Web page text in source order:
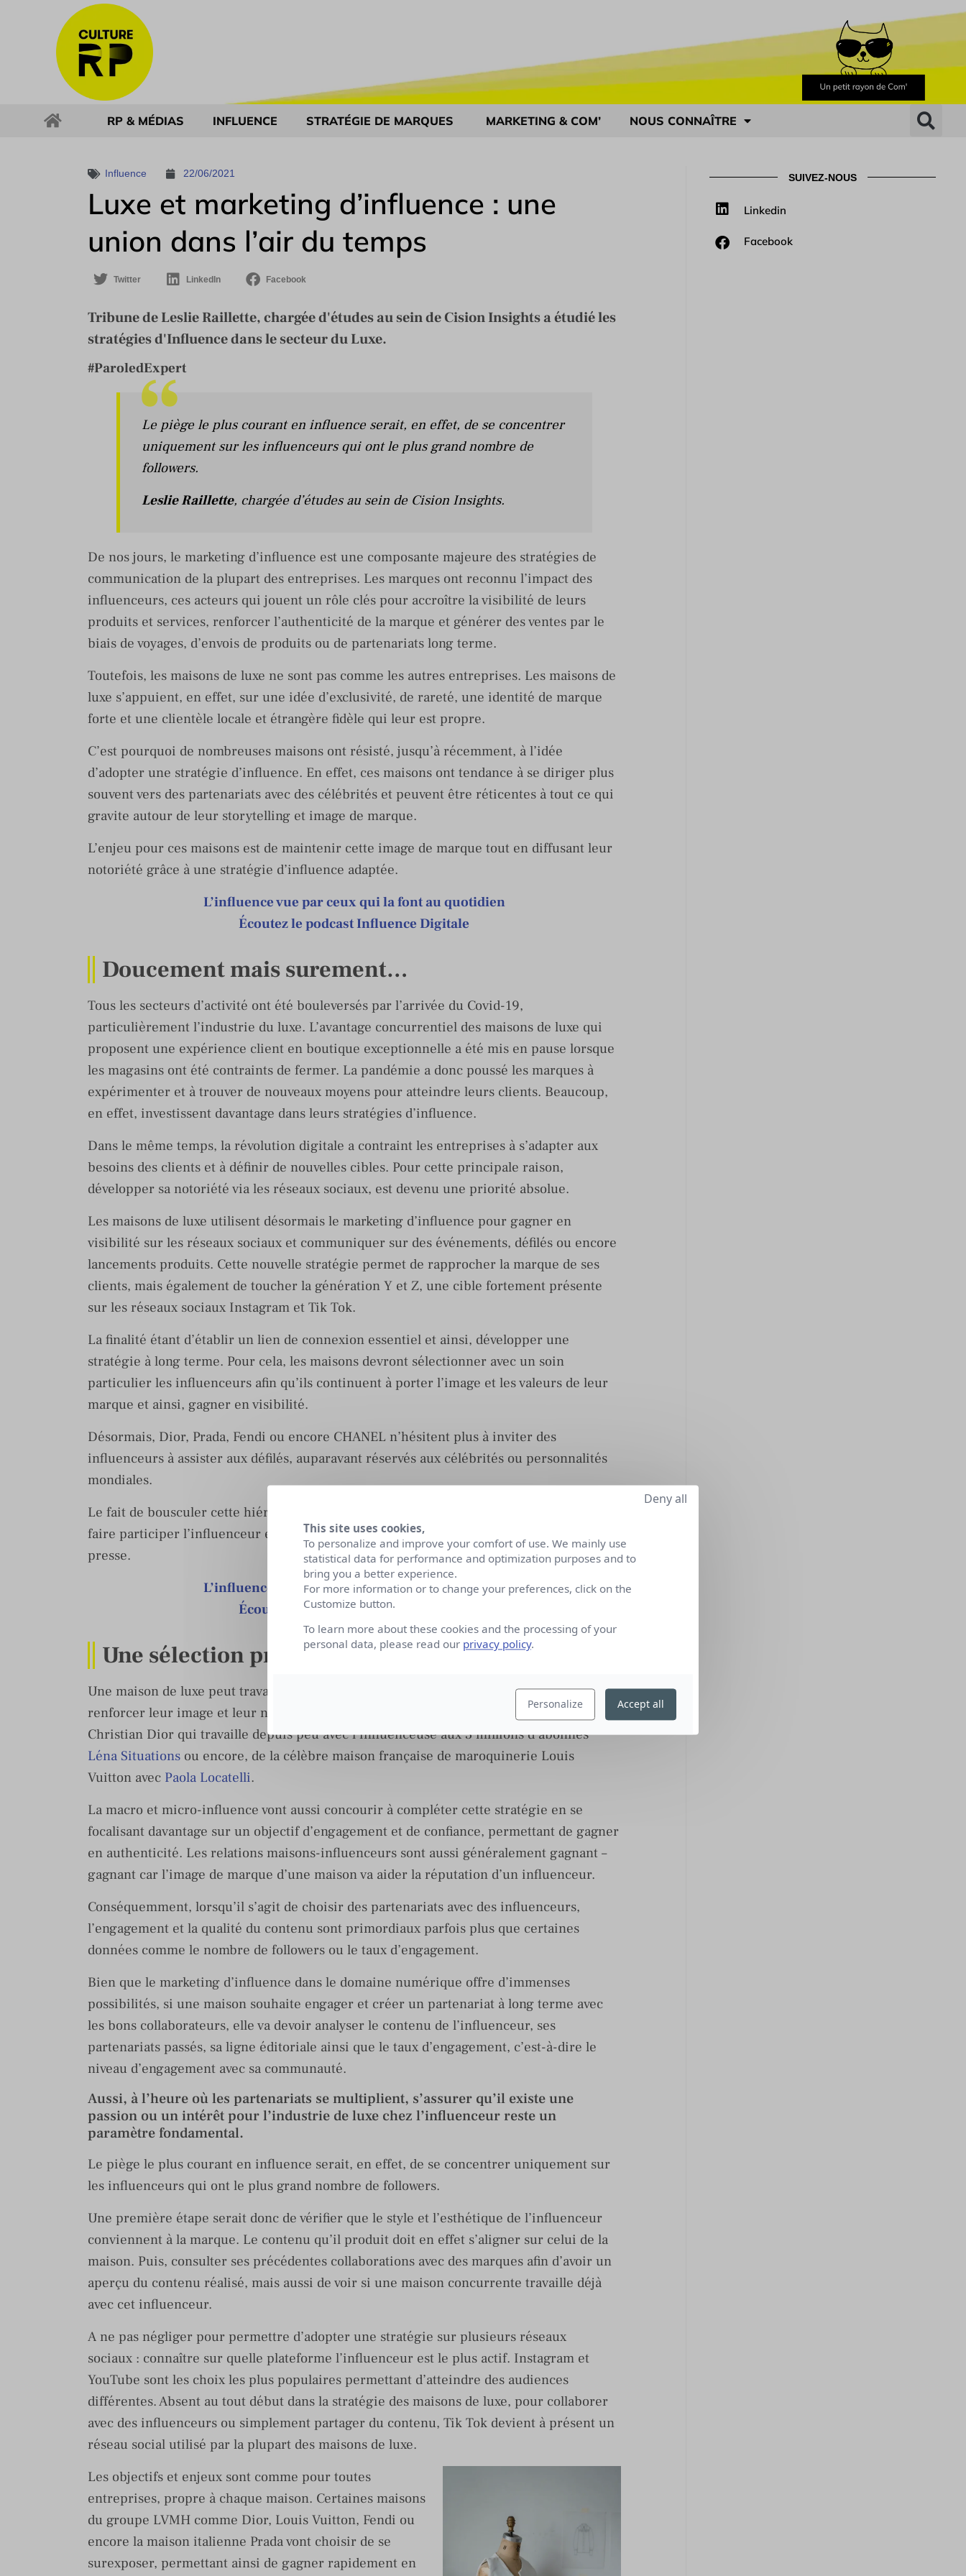
RP & MÉDIAS INFLUENCE STRATÉGIE DE MARQUES MARKETING & COM’ NOUS CONNAÎTRE
Influence 22/06/2021
Luxe et marketing d’influence : une
union dans l’air du temps
Twitter LinkedIn Facebook
Tribune de Leslie Raillette, chargée d'études au sein de Cision Insights a étudié les
stratégies d'Influence dans le secteur du Luxe.
#ParoledExpert
Le piège le plus courant en influence serait, en effet, de se concentrer
uniquement sur les influenceurs qui ont le plus grand nombre de
followers.
Leslie Raillette, chargée d’études au sein de Cision Insights.
De nos jours, le marketing d’influence est une composante majeure des stratégies de
communication de la plupart des entreprises. Les marques ont reconnu l’impact des
influenceurs, ces acteurs qui jouent un rôle clés pour accroître la visibilité de leurs
produits et services, renforcer l’authenticité de la marque et générer des ventes par le
biais de voyages, d’envois de produits ou de partenariats long terme.
Toutefois, les maisons de luxe ne sont pas comme les autres entreprises. Les maisons de
luxe s’appuient, en effet, sur une idée d’exclusivité, de rareté, une identité de marque
forte et une clientèle locale et étrangère fidèle qui leur est propre.
C’est pourquoi de nombreuses maisons ont résisté, jusqu’à récemment, à l’idée
d’adopter une stratégie d’influence. En effet, ces maisons ont tendance à se diriger plus
souvent vers des partenariats avec des célébrités et peuvent être réticentes à tout ce qui
gravite autour de leur storytelling et image de marque.
L’enjeu pour ces maisons est de maintenir cette image de marque tout en diffusant leur
notoriété grâce à une stratégie d’influence adaptée.
L’influence vue par ceux qui la font au quotidien
Écoutez le podcast Influence Digitale
Doucement mais surement…
Tous les secteurs d’activité ont été bouleversés par l’arrivée du Covid-19,
particulièrement l’industrie du luxe. L’avantage concurrentiel des maisons de luxe qui
proposent une expérience client en boutique exceptionnelle a été mis en pause lorsque
les magasins ont été contraints de fermer. La pandémie a donc poussé les marques à
expérimenter et à trouver de nouveaux moyens pour atteindre leurs clients. Beaucoup,
en effet, investissent davantage dans leurs stratégies d’influence.
Dans le même temps, la révolution digitale a contraint les entreprises à s’adapter aux
besoins des clients et à définir de nouvelles cibles. Pour cette principale raison,
développer sa notoriété via les réseaux sociaux, est devenu une priorité absolue.
Les maisons de luxe utilisent désormais le marketing d’influence pour gagner en
visibilité sur les réseaux sociaux et communiquer sur des événements, défilés ou encore
lancements produits. Cette nouvelle stratégie permet de rapprocher la marque de ses
clients, mais également de toucher la génération Y et Z, une cible fortement présente
sur les réseaux sociaux Instagram et Tik Tok.
La finalité étant d’établir un lien de connexion essentiel et ainsi, développer une
stratégie à long terme. Pour cela, les maisons devront sélectionner avec un soin
particulier les influenceurs afin qu’ils continuent à porter l’image et les valeurs de leur
marque et ainsi, gagner en visibilité.
Désormais, Dior, Prada, Fendi ou encore CHANEL n’hésitent plus à inviter des
influenceurs à assister aux défilés, auparavant réservés aux célébrités ou personnalités
mondiales.
Le fait de bousculer cette hiérarchie reste gagnant pour ces maisons, le but étant de
faire participer l’influenceur et sa communauté aux défilés mais aussi aux voyages
presse.
L’influence vue par ceux qui la font au quotidien
Écoutez le podcast Influence Digitale
Une sélection primordiale.
Une maison de luxe peut travailler avec des top influenceurs car ils vont contribuer à
renforcer leur image et leur notoriété. C’est le cas de la maison de Haute Couture
Christian Dior qui travaille depuis peu avec l’influenceuse aux 3 millions d’abonnés
Léna Situations ou encore, de la célèbre maison française de maroquinerie Louis
Vuitton avec Paola Locatelli.
La macro et micro-influence vont aussi concourir à compléter cette stratégie en se
focalisant davantage sur un objectif d’engagement et de confiance, permettant de gagner
en authenticité. Les relations maisons-influenceurs sont aussi généralement gagnant –
gagnant car l’image de marque d’une maison va aider la réputation d’un influenceur.
Conséquemment, lorsqu’il s’agit de choisir des partenariats avec des influenceurs,
l’engagement et la qualité du contenu sont primordiaux parfois plus que certaines
données comme le nombre de followers ou le taux d’engagement.
Bien que le marketing d’influence dans le domaine numérique offre d’immenses
possibilités, si une maison souhaite engager et créer un partenariat à long terme avec
les bons collaborateurs, elle va devoir analyser le contenu de l’influenceur, ses
partenariats passés, sa ligne éditoriale ainsi que le taux d’engagement, c’est-à-dire le
niveau d’engagement avec sa communauté.
Aussi, à l’heure où les partenariats se multiplient, s’assurer qu’il existe une
passion ou un intérêt pour l’industrie de luxe chez l’influenceur reste un
paramètre fondamental.
Le piège le plus courant en influence serait, en effet, de se concentrer uniquement sur
les influenceurs qui ont le plus grand nombre de followers.
Une première étape serait donc de vérifier que le style et l’esthétique de l’influenceur
conviennent à la marque. Le contenu qu’il produit doit en effet s’aligner sur celui de la
maison. Puis, consulter ses précédentes collaborations avec des marques afin d’avoir un
aperçu du contenu réalisé, mais aussi de voir si une maison concurrente travaille déjà
avec cet influenceur.
A ne pas négliger pour permettre d’adopter une stratégie sur plusieurs réseaux
sociaux : connaître sur quelle plateforme l’influenceur est le plus actif. Instagram et
YouTube sont les choix les plus populaires permettant d’atteindre des audiences
différentes. Absent au tout début dans la stratégie des maisons de luxe, pour collaborer
avec des influenceurs ou simplement partager du contenu, Tik Tok devient à présent un
réseau social utilisé par la plupart des maisons de luxe.
Les objectifs et enjeux sont comme pour toutes
entreprises, propre à chaque maison. Certaines maisons
du groupe LVMH comme Dior, Louis Vuitton, Fendi ou
encore la maison italienne Prada vont choisir de se
surexposer, permettant ainsi de gagner rapidement en
SUIVEZ-NOUS
Linkedin
Facebook
This site uses cookies,
To personalize and improve your comfort of use. We mainly use
statistical data for performance and optimization purposes and to
bring you a better experience.
For more information or to change your preferences, click on the
Customize button.
To learn more about these cookies and the processing of your
personal data, please read our privacy policy.
Personalize
Deny all
Accept all